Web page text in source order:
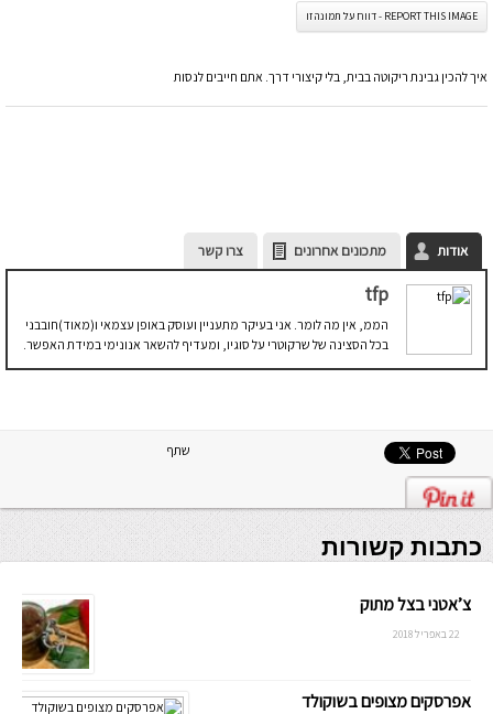
REPORT THIS IMAGE - דווח על תמונה זו
איך להכין גבינת ריקוטה בבית, בלי קיצורי דרך. אתם חייבים לנסות
אודות מתכונים אחרונים צרו קשר
tfp
הממ, אין מה לומר. אני בעיקר מתעניין ועוסק באופן עצמאי ו(מאוד)חובבני
בכל הסצינה של שרקוטרי על סוגיו, ומעדיף להשאר אנונימי במידת האפשר.
שתף
כתבות קשורות
צ’אטני בצל מתוק
22 באפריל 2018
אפרסקים מצופים בשוקולד